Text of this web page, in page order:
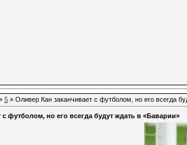
5 » Оливер Кан заканчивает с футболом, но его всегда
футболом, но его всегда будут ждать в «Баварии»